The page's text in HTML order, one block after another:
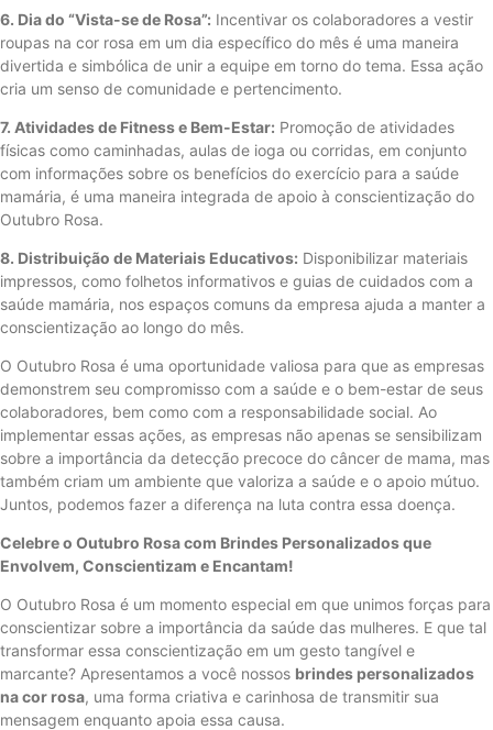
6. Dia do “Vista-se de Rosa”: Incentivar os colaboradores a vestir
roupas na cor rosa em um dia específico do mês é uma maneira
divertida e simbólica de unir a equipe em torno do tema. Essa ação
cria um senso de comunidade e pertencimento.
7. Atividades de Fitness e Bem-Estar: Promoção de atividades
físicas como caminhadas, aulas de ioga ou corridas, em conjunto
com informações sobre os benefícios do exercício para a saúde
mamária, é uma maneira integrada de apoio à conscientização do
Outubro Rosa.
8. Distribuição de Materiais Educativos: Disponibilizar materiais
impressos, como folhetos informativos e guias de cuidados com a
saúde mamária, nos espaços comuns da empresa ajuda a manter a
conscientização ao longo do mês.
O Outubro Rosa é uma oportunidade valiosa para que as empresas
demonstrem seu compromisso com a saúde e o bem-estar de seus
colaboradores, bem como com a responsabilidade social. Ao
implementar essas ações, as empresas não apenas se sensibilizam
sobre a importância da detecção precoce do câncer de mama, mas
também criam um ambiente que valoriza a saúde e o apoio mútuo.
Juntos, podemos fazer a diferença na luta contra essa doença.
Celebre o Outubro Rosa com Brindes Personalizados que
Envolvem, Conscientizam e Encantam!
O Outubro Rosa é um momento especial em que unimos forças para
conscientizar sobre a importância da saúde das mulheres. E que tal
transformar essa conscientização em um gesto tangível e
marcante? Apresentamos a você nossos brindes personalizados
na cor rosa, uma forma criativa e carinhosa de transmitir sua
mensagem enquanto apoia essa causa.